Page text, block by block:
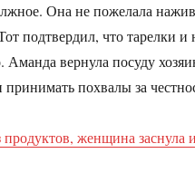
Она не пожелала
подтвердил, что тарелки
вернула посуду
похвалы за
продуктов, женщина заснула